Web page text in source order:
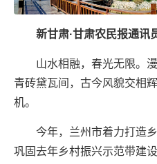
新甘肃·甘肃农民报通讯
山水相融，春光无限。
青砖黛瓦间，古今风貌交相
机。
今年，兰州市着力打造
巩固去年乡村振兴示范带建